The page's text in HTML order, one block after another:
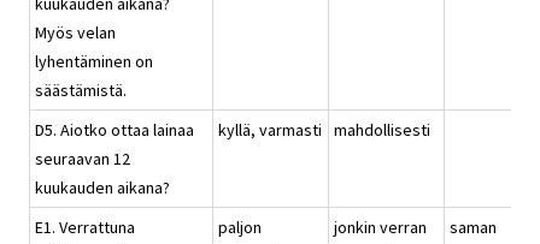
Myös velan
lyhentäminen on
säästämistä.
D5. Aiotko ottaa lainaa
seuraavan 12
kuukauden aikana?
kyllä, varmasti mahdollisesti
E1. Verrattuna
paljon
jonkin verran
saman